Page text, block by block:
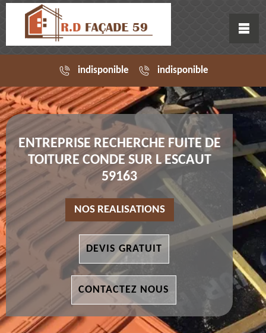
indisponible indisponible
ENTREPRISE RECHERCHE FUITE DE
TOITURE CONDE SUR L ESCAUT
59163
NOS REALISATIONS
DEVIS GRATUIT
CONTACTEZ NOUS